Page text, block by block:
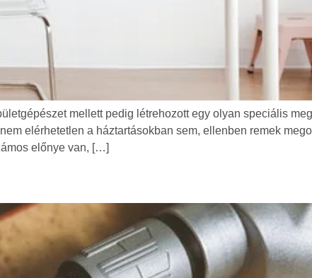
mellett pedig létrehozott egy olyan speciális
elérhetetlen a háztartásokban sem, ellenben remek
előnye van, […]